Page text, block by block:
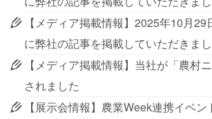
【メディア掲載情報】2025年10月
に弊社の記事を掲載していただきま
【メディア掲載情報】当社が「農村
されました
【展示会情報】農業Week連携イベ